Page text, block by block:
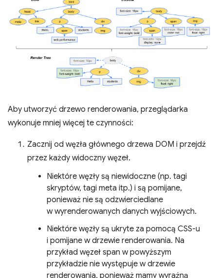
Aby utworzyć drzewo renderowania, przeglądarka
wykonuje mniej więcej te czynności:
Zacznij od węzła głównego drzewa DOM i przejdź
przez każdy widoczny węzeł.
Niektóre węzły są niewidoczne (np. tagi
skryptów, tagi meta itp.) i są pomijane,
ponieważ nie są odzwierciedlane
w wyrenderowanych danych wyjściowych.
Niektóre węzły są ukryte za pomocą CSS-u
i pomijane w drzewie renderowania. Na
przykład węzeł span w powyższym
przykładzie nie występuje w drzewie
renderowania, ponieważ mamy wyraźną